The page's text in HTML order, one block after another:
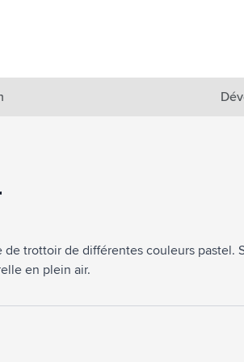
de trottoir de différentes couleurs pastel.
en plein air.